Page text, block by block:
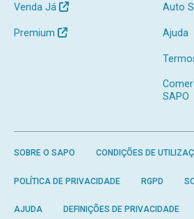
Venda Já
Premium
Auto
Ajuda
SAPO
SOBRE O SAPO CONDIÇÕES DE
POLÍTICA DE PRIVACIDADE RGPD
AJUDA DEFINIÇÕES DE PRIVACIDADE